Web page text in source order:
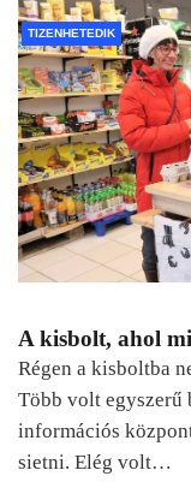
TIZENHETEDIK
A kisbolt, ahol
Régen a kisboltba
Több volt egyszerű
információs
sietni. Elég volt…